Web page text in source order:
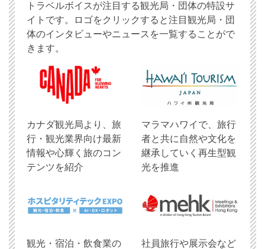
トラベルボイスが注目する観光局・団体の特設サ
イトです。ロゴをクリックすると注目観光局・団
体のインタビューやニュースを一覧することがで
きます。
​カナダ観光局より、旅
行・観光業界向け最新
情報や心輝く旅のコン
テンツを紹介
マラマハワイで、旅行
者と共に自然や文化を
継承していく再生型観
光を推進
観光・宿泊・飲食業の
社員旅行や展示会など